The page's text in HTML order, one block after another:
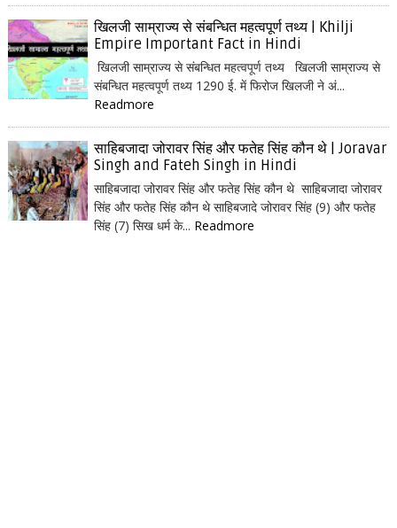
खिलजी साम्राज्य से संबन्धित महत्वपूर्ण तथ्य | Khilji
Empire Important Fact in Hindi
खिलजी साम्राज्य से संबन्धित महत्वपूर्ण तथ्य खिलजी साम्राज्य से
संबन्धित महत्वपूर्ण तथ्य 1290 ई. में फिरोज खिलजी ने अं...
Readmore
साहिबजादा जोरावर सिंह और फतेह सिंह कौन थे | Joravar
Singh and Fateh Singh in Hindi
साहिबजादा जोरावर सिंह और फतेह सिंह कौन थे साहिबजादा जोरावर
सिंह और फतेह सिंह कौन थे साहिबजादे जोरावर सिंह (9) और फतेह
सिंह (7) सिख धर्म के... Readmore